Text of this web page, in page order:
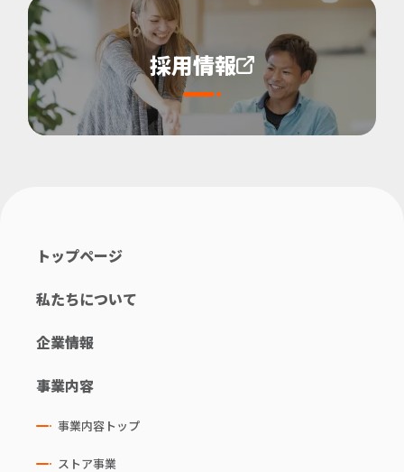
採用情報
トップページ
私たちについて
企業情報
事業内容
事業内容トップ
ストア事業